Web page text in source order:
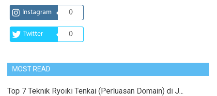
Instagram 0
Twitter 0
MOST READ
Top 7 Teknik Ryoiki Tenkai (Perluasan Domain) di J...